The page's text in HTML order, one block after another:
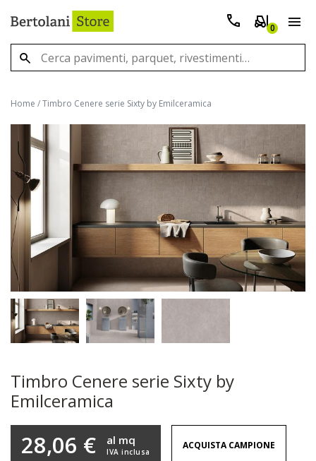
0
Home /Timbro Cenere serie Sixty by Emilceramica
Timbro Cenere serie Sixty by
Emilceramica
28,06 € IVA inclusa
al mq ACQUISTA CAMPIONE